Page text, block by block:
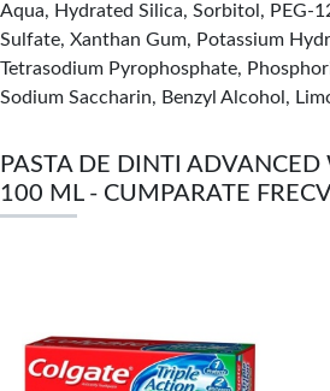
Aqua, Hydrated Silica, Sorbitol, PEG-
Sulfate, Xanthan Gum, Potassium
Tetrasodium Pyrophosphate,
Sodium Saccharin, Benzyl Alcohol,
PASTA DE DINTI ADVANCED
100 ML - CUMPARATE